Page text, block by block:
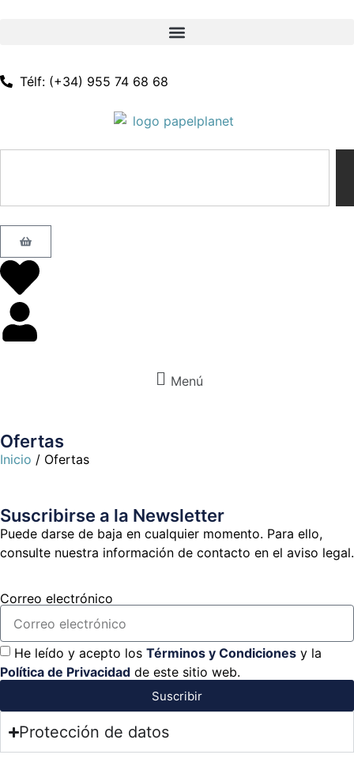
Télf: (+34) 955 74 68 68
Menú
Ofertas
Inicio / Ofertas
Suscribirse a la Newsletter
Puede darse de baja en cualquier momento. Para ello,
consulte nuestra información de contacto en el aviso legal.
Correo electrónico
He leído y acepto los Términos y Condiciones y la
Política de Privacidad de este sitio web.
Suscribir
Protección de datos